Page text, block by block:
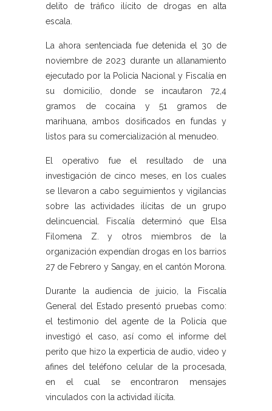
delito de tráfico ilícito de drogas en alta
escala.
La ahora sentenciada fue detenida el 30 de
noviembre de 2023 durante un allanamiento
ejecutado por la Policía Nacional y Fiscalía en
su domicilio, donde se incautaron 72,4
gramos de cocaína y 51 gramos de
marihuana, ambos dosificados en fundas y
listos para su comercialización al menudeo.
El operativo fue el resultado de una
investigación de cinco meses, en los cuales
se llevaron a cabo seguimientos y vigilancias
sobre las actividades ilícitas de un grupo
delincuencial. Fiscalía determinó que Elsa
Filomena Z. y otros miembros de la
organización expendían drogas en los barrios
27 de Febrero y Sangay, en el cantón Morona.
Durante la audiencia de juicio, la Fiscalía
General del Estado presentó pruebas como:
el testimonio del agente de la Policía que
investigó el caso, así como el informe del
perito que hizo la experticia de audio, video y
afines del teléfono celular de la procesada,
en el cual se encontraron mensajes
vinculados con la actividad ilícita.